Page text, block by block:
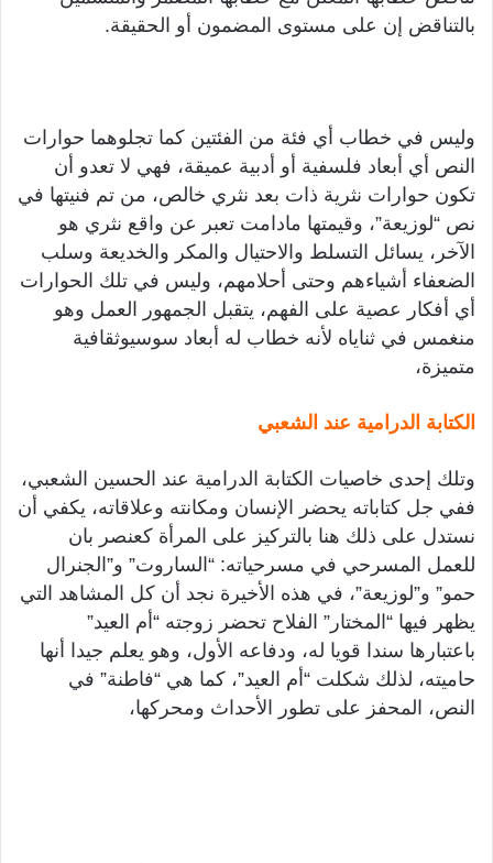
بالتناقض إن على مستوى المضمون أو الحقيقة.
وليس في خطاب أي فئة من الفئتين كما تجلوهما حوارات
النص أي أبعاد فلسفية أو أدبية عميقة، فهي لا تعدو أن
تكون حوارات نثرية ذات بعد نثري خالص، من تم فنيتها في
نص “لوزيعة”، وقيمتها مادامت تعبر عن واقع نثري هو
الآخر، يسائل التسلط والاحتيال والمكر والخديعة وسلب
الضعفاء أشياءهم وحتى أحلامهم، وليس في تلك الحوارات
أي أفكار عصية على الفهم، يتقبل الجمهور العمل وهو
منغمس في ثناياه لأنه خطاب له أبعاد سوسيوثقافية
متميزة،
الكتابة الدرامية عند الشعبي
وتلك إحدى خاصيات الكتابة الدرامية عند الحسين الشعبي،
ففي جل كتاباته يحضر الإنسان ومكانته وعلاقاته، يكفي أن
نستدل على ذلك هنا بالتركيز على المرأة كعنصر بان
للعمل المسرحي في مسرحياته: “الساروت” و”الجنرال
حمو” و”لوزيعة”، في هذه الأخيرة نجد أن كل المشاهد التي
يظهر فيها “المختار” الفلاح تحضر زوجته “أم العيد”
باعتبارها سندا قويا له، ودفاعه الأول، وهو يعلم جيدا أنها
حاميته، لذلك شكلت “أم العيد”، كما هي “فاطنة” في
النص، المحفز على تطور الأحداث ومحركها،